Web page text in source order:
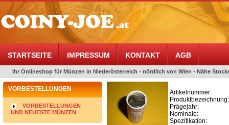
STARTSEITE IMPRESSUM KONTAKT AGB
Ihr Onlineshop für Münzen in Niederösterreich - nördlich von Wien - Nähe
VORBESTELLUNGEN
VORBESTELLUNGEN
UND NEUESTE MÜNZEN
Artikelnummer:
Produktbezeichnung:
Prägejahr:
Nominale:
Spezifikation: